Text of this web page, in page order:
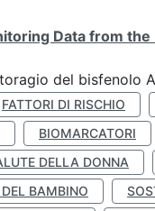
Data from the
del bisfenolo
FATTORI DI RISCHIO
BIOMARCATORI
DELLA DONNA
BAMBINO